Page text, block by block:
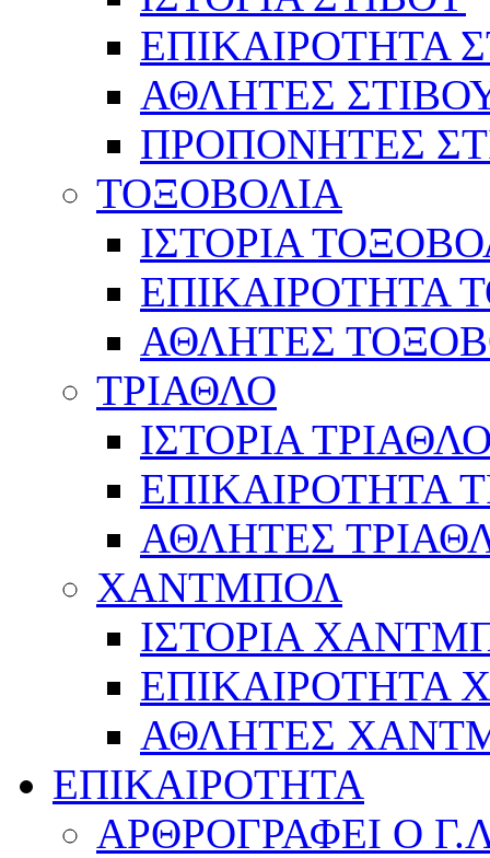
ΕΠΙΚΑΙΡΟΤΗΤΑ
ΑΘΛΗΤΕΣ
ΠΡΟΠΟΝΗΤΕΣ
ΤΟΞΟΒΟΛΙΑ
ΙΣΤΟΡΙΑ
ΕΠΙΚΑΙΡΟΤΗΤΑ
ΑΘΛΗΤΕΣ
ΤΡΙΑΘΛΟ
ΙΣΤΟΡΙΑ
ΕΠΙΚΑΙΡΟΤΗΤΑ
ΑΘΛΗΤΕΣ
ΧΑΝΤΜΠΟΛ
ΙΣΤΟΡΙΑ
ΕΠΙΚΑΙΡΟΤΗΤΑ
ΑΘΛΗΤΕΣ
ΕΠΙΚΑΙΡΟΤΗΤΑ
ΑΡΘΡΟΓΡΑΦΕΙ Ο